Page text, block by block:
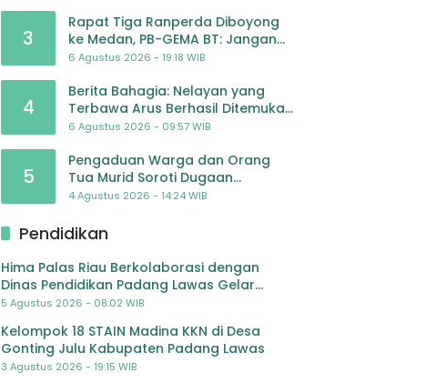
3
Rapat Tiga Ranperda Diboyong
ke Medan, PB-GEMA BT: Jangan
Jadikan APBD Ladang
6 Agustus 2026 - 19:18 WIB
4
Berita Bahagia: Nelayan yang
Terbawa Arus Berhasil Ditemukan
Dalam Keadaan Selamat
6 Agustus 2026 - 09:57 WIB
5
Pengaduan Warga dan Orang
Tua Murid Soroti Dugaan
Pengelolaan Dana BOP PAUD di TK
4 Agustus 2026 - 14:24 WIB
Pendidikan
Hima Palas Riau Berkolaborasi dengan
Dinas Pendidikan Padang Lawas Gelar
Pelatihan OSIS SMP se-Kabupaten Padang
5 Agustus 2026 - 08:02 WIB
Kelompok 18 STAIN Madina KKN di Desa
Gonting Julu Kabupaten Padang Lawas
3 Agustus 2026 - 19:15 WIB